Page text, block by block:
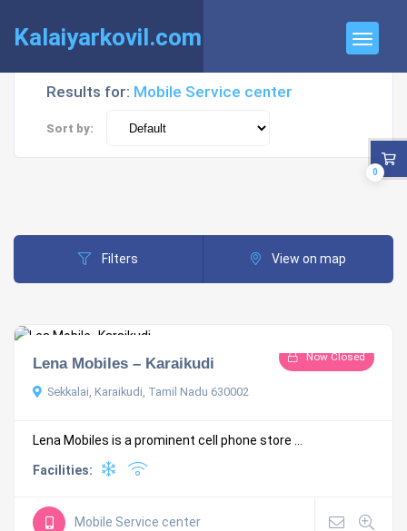
Kalaiyarkovil.com
Results for: Mobile Service center
Sort by:
Filters View on map
Now Closed
Lena Mobiles – Karaikudi
Sekkalai, Karaikudi, Tamil Nadu 630002
Lena Mobiles is a prominent cell phone store ...
Facilities:
Mobile Service center
0